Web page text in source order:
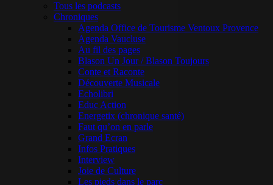
Tous les podcasts
Chroniques
Agenda Office de Tourisme Ventoux Provence
Agenda Vaucluse
Au fil des pages
Blason Un Jour / Blason Toujours
Conte et Raconte
Découverte Musicale
Echolibri
Educ Action
Energetix (chronique santé)
Faut qu’on en parle
Grand Ecran
Infos Pratiques
Interview
Joie de Culture
Les pieds dans le parc